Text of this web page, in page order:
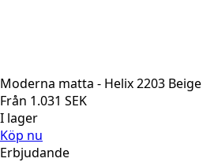
Moderna matta - Helix 2203 Beige
Från 1.031 SEK
I lager
Köp nu
Erbjudande